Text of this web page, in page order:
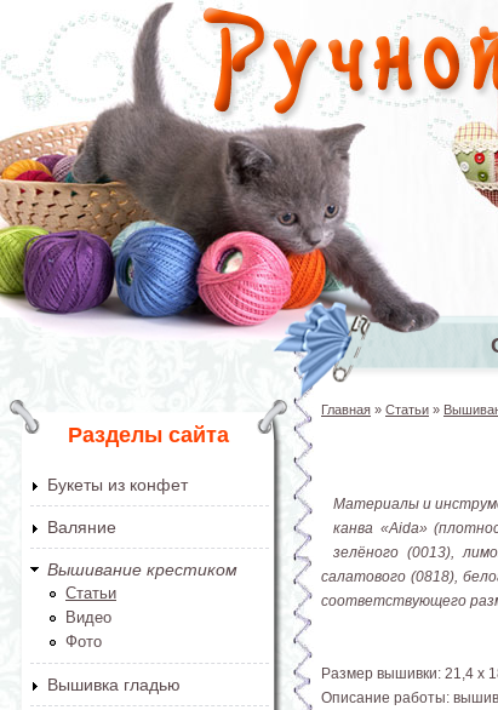
Перейти к основному содержанию
Разделы сайта
Букеты из конфет
Валяние
Вышивание крестиком
Статьи
Видео
Фото
Вышивка гладью
Главная » Статьи »
Материалы и
канва «Aida»
зелёного (0013),
салатового (0818),
соответствующего
Размер вышивки: 21,4 х
Описание работы: